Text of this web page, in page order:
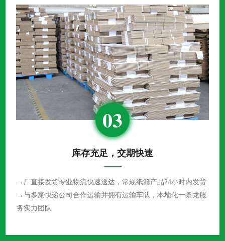
03
库存充足，交期快速
→厂直接发货专业物流快速送达，常规纸箱产品24小时内发货
→与多家快递公司合作运输并拥有运输车队，本地化一条龙服
务实力团队